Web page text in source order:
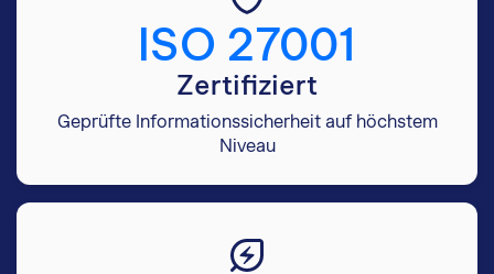
Zertifiziert
ISO 27001
Geprüfte Informationssicherheit auf höchstem
Niveau